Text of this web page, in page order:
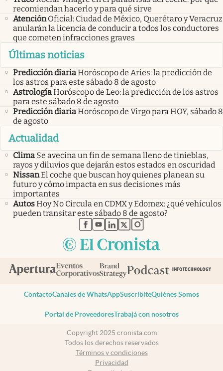
recomiendan hacerlo y para qué sirve
Atención Oficial: Ciudad de México, Querétaro y Veracruz
anularán la licencia de conducir a todos los conductores
que cometen infracciones graves
Últimas noticias
Predicción diariaHoróscopo de Aries: la predicción de
los astros para este sábado 8 de agosto
AstrologíaHoróscopo de Leo: la predicción de los astros
para este sábado 8 de agosto
Predicción diariaHoróscopo de Virgo para HOY, sábado 8
de agosto
Actualidad
Clima Se avecina un fin de semana lleno de tinieblas,
rayos y diluvios que dejarán estos estados en oscuridad
NissanEl coche que buscan hoy quienes planean su
futuro y cómo impacta en sus decisiones más
importantes
AutosHoy No Circula en CDMX y Edomex: ¿qué vehículos
pueden transitar este sábado 8 de agosto?
abre en nueva pestaña
abre en nueva pestaña
abre en nueva pestaña
abre en nueva pestaña
abre en nueva pestaña
ContactoCanales de WhatsAppSuscribiteQuiénes Somos
Portal de ProveedoresTrabajá con nosotros
Copyright 2025 cronista.com
Todos los derechos reservados
Términos y condiciones
Privacidad